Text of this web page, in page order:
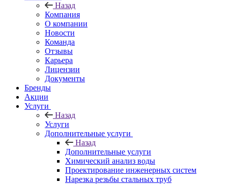
Назад
Компания
О компании
Новости
Команда
Отзывы
Карьера
Лицензии
Документы
Бренды
Акции
Услуги
Назад
Услуги
Дополнительные услуги
Назад
Дополнительные услуги
Химический анализ воды
Проектирование инженерных систем
Нарезка резьбы стальных труб